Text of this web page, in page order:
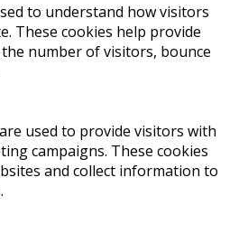
to understand how visitors
These cookies help provide
number of visitors, bounce
used to provide visitors with
campaigns. These cookies
and collect information to